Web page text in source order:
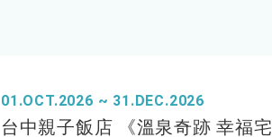
01.OCT.2026 ~ 31.DEC.2026
台中親子飯店 《溫泉奇跡 幸福宅急便》親子泡湯 x 幸福任務，解鎖驚喜好禮